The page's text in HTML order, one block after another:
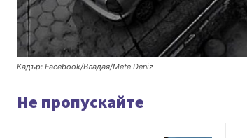
Кадър: Facebook/Владая/Mete Deniz
Не пропускайте